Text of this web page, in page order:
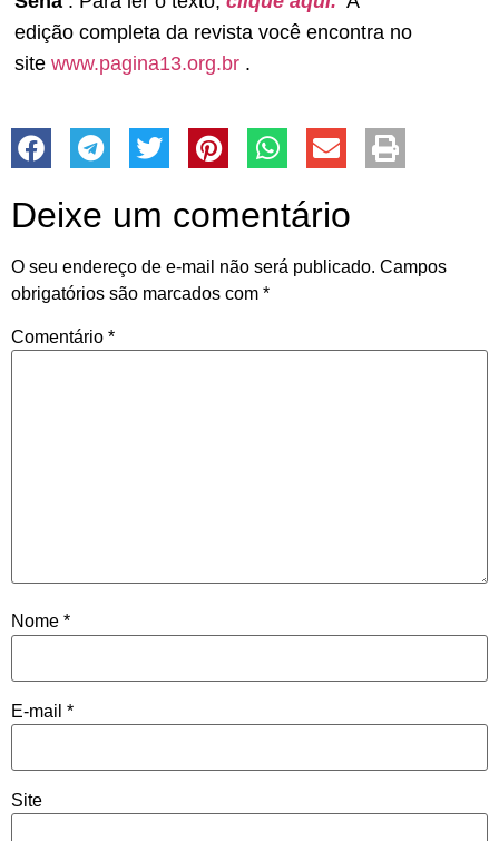
edição completa da revista você encontra no
site www.pagina13.org.br .
Deixe um comentário
O seu endereço de e-mail não será publicado. Campos
obrigatórios são marcados com *
Comentário *
Nome *
E-mail *
Site